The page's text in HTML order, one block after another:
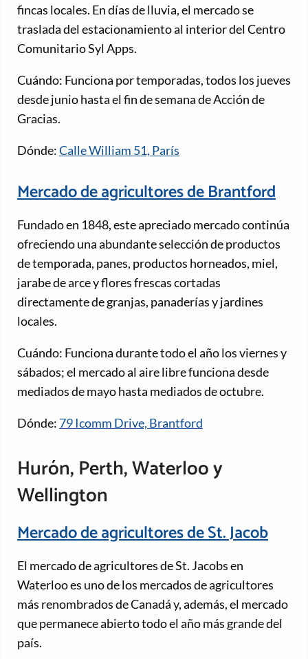
fincas locales. En días de lluvia, el mercado se
traslada del estacionamiento al interior del Centro
Comunitario Syl Apps.
Cuándo: Funciona por temporadas, todos los jueves
desde junio hasta el fin de semana de Acción de
Gracias.
Dónde:Calle William 51, París
Mercado de agricultores de Brantford
Fundado en 1848, este apreciado mercado continúa
ofreciendo una abundante selección de productos
de temporada, panes, productos horneados, miel,
jarabe de arce y flores frescas cortadas
directamente de granjas, panaderías y jardines
locales.
Cuándo: Funciona durante todo el año los viernes y
sábados; el mercado al aire libre funciona desde
mediados de mayo hasta mediados de octubre.
Dónde: 79 Icomm Drive, Brantford
Hurón, Perth, Waterloo y
Wellington
Mercado de agricultores de St. Jacob
El mercado de agricultores de St. Jacobs en
Waterloo es uno de los mercados de agricultores
más renombrados de Canadá y, además, el mercado
que permanece abierto todo el año más grande del
país.